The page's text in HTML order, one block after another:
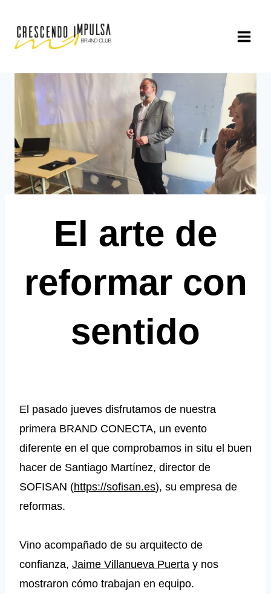
contenido
El arte de
reformar con
sentido
El pasado jueves disfrutamos de nuestra
primera BRAND CONECTA, un evento
diferente en el que comprobamos in situ el buen
hacer de Santiago Martínez, director de
SOFISAN (https://sofisan.es), su empresa de
reformas.
Vino acompañado de su arquitecto de
confianza, Jaime Villanueva Puerta y nos
mostraron cómo trabajan en equipo.